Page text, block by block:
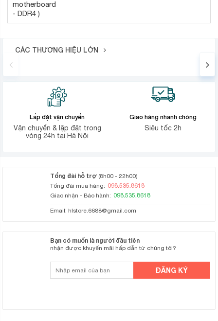
CÁC THƯƠNG HIỆU LỚN
Lắp đặt vận chuyển
Vận chuyển & lặp đặt trong
vòng 24h tại Hà Nội
Giao hàng nhanh chóng
Siêu tốc 2h
Tổng đài hỗ trợ (8h00 - 22h00)
Tổng đài mua hàng: 098.535.8618
Giao nhận - Bảo hành: 098.535.8618
Email: hlstore.6688@gmail.com
Bạn có muốn là người đầu tiên
nhận được khuyến mãi hấp dẫn từ chúng tôi?